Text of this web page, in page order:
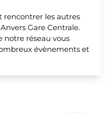
rencontrer les autres
Gare Centrale.
notre réseau vous
évènements et